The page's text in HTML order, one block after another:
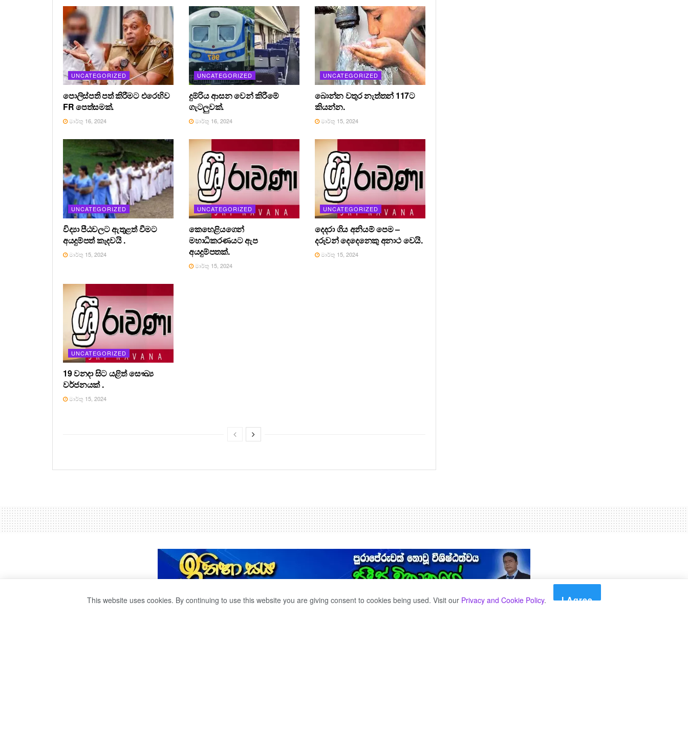
UNCATEGORIZED
පොලිස්පති පත් කිරීමට එරෙහිව
FR පෙත්සමක්.
මාර්තු 16, 2024
UNCATEGORIZED
දුම්රිය ආසන වෙන් කිරීමේ
ගැටලුවක්.
මාර්තු 16, 2024
UNCATEGORIZED
බොන්න වතුර නැත්තන් 117ට
කියන්න.
මාර්තු 15, 2024
UNCATEGORIZED
විද්‍යා පීඨවලට ඇතුළත් වීමට
අයදුම්පත් කැදවයි .
මාර්තු 15, 2024
UNCATEGORIZED
කෙහෙළියගෙන්
මහාධිකරණයට ඇප
අයදුම්පතක්.
මාර්තු 15, 2024
UNCATEGORIZED
දෙදරා ගිය අනියම් පෙම –
දරුවන් දෙදෙනෙකු අනාථ වෙයි.
මාර්තු 15, 2024
UNCATEGORIZED
19 වනදා සිට යළිත් සෞඛ්‍ය
වර්ජනයක් .
මාර්තු 15, 2024
This website uses cookies. By continuing to use this website you are giving consent to cookies being used. Visit our Privacy and Cookie Policy. I Agree